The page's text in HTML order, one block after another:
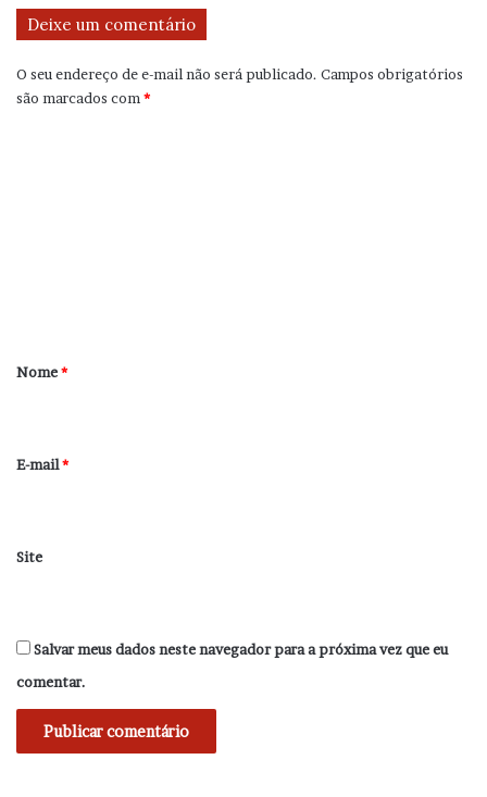
Deixe um comentário
O seu endereço de e-mail não será publicado. Campos obrigatórios
são marcados com *
r
*
Nome*
E-mail*
Site
Salvar meus dados neste navegador para a próxima vez que eu
comentar.